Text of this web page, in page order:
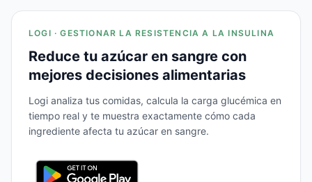
LOGI · GESTIONAR LA RESISTENCIA A LA INSULINA
Reduce tu azúcar en sangre con
mejores decisiones alimentarias
Logi analiza tus comidas, calcula la carga glucémica en
tiempo real y te muestra exactamente cómo cada
ingrediente afecta tu azúcar en sangre.